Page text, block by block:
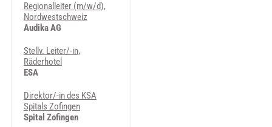
Regionalleiter (m/w/d),
Nordwestschweiz
Audika AG
Stellv. Leiter/-in,
Räderhotel
ESA
Direktor/-in des KSA
Spitals Zofingen
Spital Zofingen